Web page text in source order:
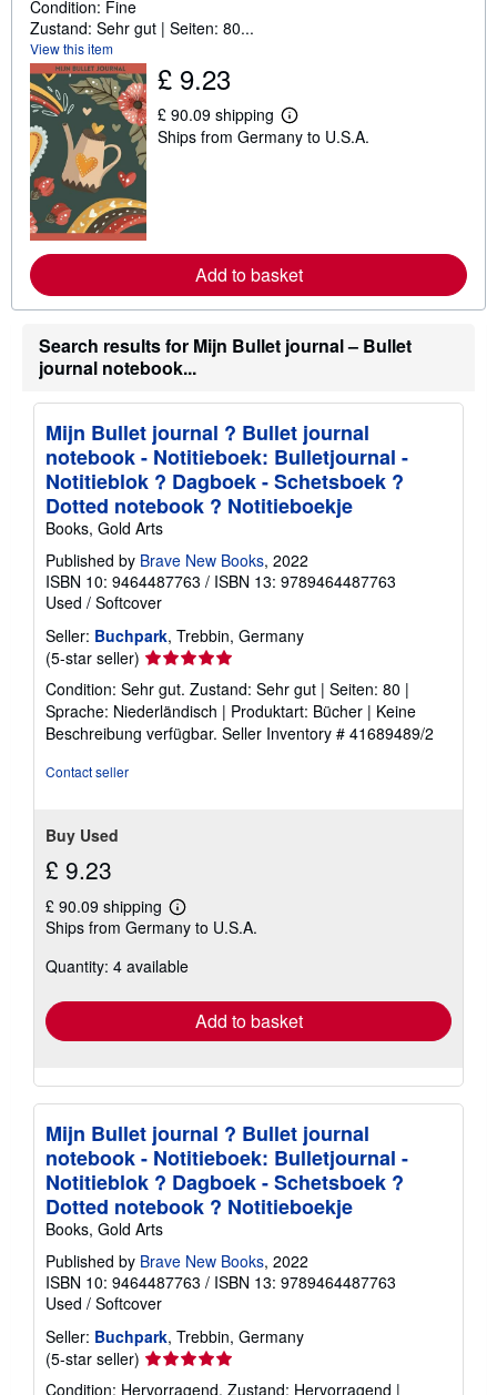
Condition: Fine
Zustand: Sehr gut | Seiten: 80...
View this item
£ 9.23
£ 90.09 shipping
L
e
e
a
t
s
p
i
n
r
a
s
Ships from Germany to U.S.A.
Add to basket
Search results for Mijn Bullet journal – Bullet
journal notebook...
Mijn Bullet journal ? Bullet journal
notebook - Notitieboek: Bulletjournal -
Notitieblok ? Dagboek - Schetsboek ?
Dotted notebook ? Notitieboekje
Books, Gold Arts
Published by Brave New Books, 2022
ISBN 10: 9464487763 / ISBN 13: 9789464487763
Used / Softcover
Seller: Buchpark, Trebbin, Germany
(5-star seller) Seller
5
out
of
Condition: Sehr gut. Zustand: Sehr gut | Seiten: 80 |
Sprache: Niederländisch | Produktart: Bücher | Keine
Beschreibung verfügbar. Seller Inventory # 41689489/2
Contact seller
Buy Used
£ 9.23
£ 90.09 shipping
Learn
more
shipping
Ships from Germany to U.S.A.
Quantity: 4 available
Add to basket
Mijn Bullet journal ? Bullet journal
notebook - Notitieboek: Bulletjournal -
Notitieblok ? Dagboek - Schetsboek ?
Dotted notebook ? Notitieboekje
Books, Gold Arts
Published by Brave New Books, 2022
ISBN 10: 9464487763 / ISBN 13: 9789464487763
Used / Softcover
Seller: Buchpark, Trebbin, Germany
(5-star seller) Seller
Condition: Hervorragend. Zustand: Hervorragend |